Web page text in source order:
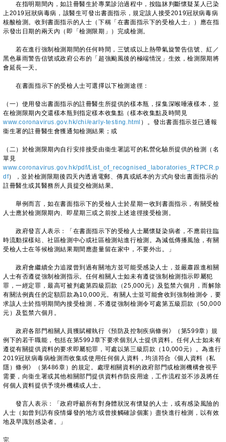
在指明期間內，如註冊醫生於專業診治過程中，按臨牀判斷懷疑某人已染
上2019冠狀病毒病，該醫生可發出書面指示，規定該人接受2019冠狀病毒病
核酸檢測。收到書面指示的人士（下稱「在書面指示下的受檢人士」）應在指
示發出日期的兩天內（即「檢測限期」）完成檢測。
若在進行強制檢測期間的任何時間，三號或以上熱帶氣旋警告信號、紅／
黑色暴雨警告信號或政府公布的「超強颱風後的極端情況」生效，檢測限期將
會延長一天。
在書面指示下的受檢人士可選擇以下檢測途徑：
（一）使用發出書面指示的註冊醫生所提供的樣本瓶，採集深喉唾液樣本，並
在檢測限期內交還樣本瓶到指定樣本收集點（樣本收集點及時間見
www.coronavirus.gov.hk/chi/early-testing.html ）。發出書面指示並已通報
衞生署的註冊醫生會獲通知檢測結果；或
（二）於檢測限期內自行安排接受由衞生署認可的私營化驗所提供的檢測（名
單見
www.coronavirus.gov.hk/pdf/List_of_recognised_laboratories_RTPCR.p
df），並於檢測限期後四天內透過電郵、傳真或紙本的方式向發出書面指示的
註冊醫生或其醫務所人員提交檢測結果。
舉例而言，如在書面指示下的受檢人士於星期一收到書面指示，有關受檢
人士應於檢測限期內、即星期三或之前按上述途徑接受檢測。
政府發言人表示：「在書面指示下的受檢人士屬懷疑染病者，不應前往臨
時流動採樣站、社區檢測中心或社區檢測站進行檢測。為減低傳播風險，有關
受檢人士在等候檢測結果期間應盡量留在家中，不要外出。」
政府會繼續全力追蹤曾到過有關地方並可能受感染人士，並嚴肅跟進相關
人士有否遵從強制檢測指示。任何相關人士如未有遵從強制檢測指示即屬犯
罪，一經定罪，最高可被判處第四級罰款（25,000元）及監禁六個月，而解除
有關法例責任的定額罰款為10,000元。有關人士並可能會收到強制檢測令，要
求該人士於指明期間內接受檢測，不遵從強制檢測令可處第五級罰款（50,000
元）及監禁六個月。
政府各部門相關人員獲賦權執行《預防及控制疾病條例》（第599章）規
例下的若干職能，包括在第599J章下要求個別人士提供資料。任何人士如未有
遵從有關提供資料的要求即屬犯罪，可處以第三級罰款（10,000元）。為進行
2019冠狀病毒病檢測而收集或使用任何個人資料，均須符合《個人資料（私
隱）條例》（第486章）的規定。處理相關資料的政府部門或檢測機構會視乎
需要，向衞生署或其他相關部門提供資料作防疫用途，工作流程並不涉及將任
何個人資料提供予境外機構或人士。
發言人表示：「政府呼籲所有對身體狀況有懷疑的人士，或有感染風險的
人士（如曾到訪有疫情爆發的地方或曾接觸確診個案）盡快進行檢測，以有效
地及早識別感染者。」
完